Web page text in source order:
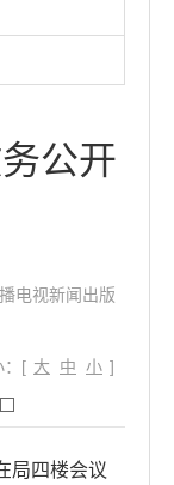
公开
电视新闻出版
：[ 大 中 小 ]
局四楼会议